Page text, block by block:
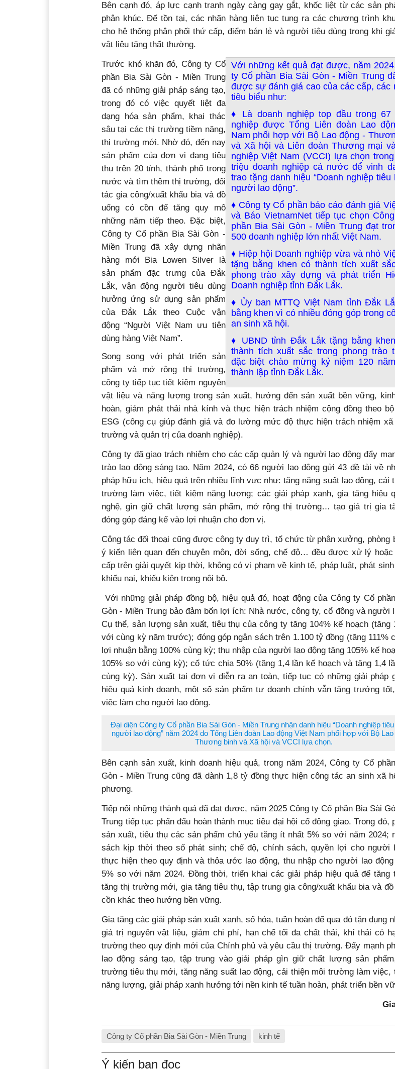
Bên cạnh đó, áp lực cạnh tranh ngày càng gay gắt, khốc liệt từ các sản
phân khúc. Để tồn tại, các nhãn hàng liên tục tung ra các chương trình
cho hệ thống phân phối thứ cấp, điểm bán lẻ và người tiêu dùng trong khi
vật liệu tăng thất thường.
Với những kết quả đạt được, năm
ty Cổ phần Bia Sài Gòn - Miền Trung
được sự đánh giá cao của các cấp, các
tiêu biểu như:
♦ Là doanh nghiệp top đầu trong 67
nghiệp được Tổng Liên đoàn Lao
Nam phối hợp với Bộ Lao động -
và Xã hội và Liên đoàn Thương mại
nghiệp Việt Nam (VCCI) lựa chọn
triệu doanh nghiệp cả nước để vinh
trao tặng danh hiệu “Doanh nghiệp tiêu
người lao động”.
♦ Công ty Cổ phần báo cáo đánh giá
và Báo VietnamNet tiếp tục chọn
phần Bia Sài Gòn - Miền Trung đạt
500 doanh nghiệp lớn nhất Việt Nam.
♦ Hiệp hội Doanh nghiệp vừa và nhỏ
tặng bằng khen có thành tích xuất
phong trào xây dựng và phát triển
Doanh nghiệp tỉnh Đắk Lắk.
♦ Ủy ban MTTQ Việt Nam tỉnh Đắk
bằng khen vì có nhiều đóng góp trong
an sinh xã hội.
♦ UBND tỉnh Đắk Lắk tặng bằng
thành tích xuất sắc trong phong trào
đặc biệt chào mừng kỷ niệm 120
thành lập tỉnh Đắk Lắk.
Trước khó khăn đó, Công ty Cổ
phần Bia Sài Gòn - Miền Trung
đã có những giải pháp sáng tạo,
trong đó có việc quyết liệt đa
dạng hóa sản phẩm, khai thác
sâu tại các thị trường tiềm năng,
thị trường mới. Nhờ đó, đến nay
sản phẩm của đơn vị đang tiêu
thụ trên 20 tỉnh, thành phố trong
nước và tìm thêm thị trường, đối
tác gia công/xuất khẩu bia và đồ
uống có cồn để tăng quy mô
những năm tiếp theo. Đặc biệt,
Công ty Cổ phần Bia Sài Gòn -
Miền Trung đã xây dựng nhãn
hàng mới Bia Lowen Silver là
sản phẩm đặc trưng của Đắk
Lắk, vận động người tiêu dùng
hưởng ứng sử dụng sản phẩm
của Đắk Lắk theo Cuộc vận
động “Người Việt Nam ưu tiên
dùng hàng Việt Nam”.
Song song với phát triển sản
phẩm và mở rộng thị trường,
công ty tiếp tục tiết kiệm nguyên
vật liệu và năng lượng trong sản xuất, hướng đến sản xuất bền vững,
hoàn, giảm phát thải nhà kính và thực hiện trách nhiệm cộng đồng theo
ESG (công cụ giúp đánh giá và đo lường mức độ thực hiện trách nhiệm xã
trường và quản trị của doanh nghiệp).
Công ty đã giao trách nhiệm cho các cấp quản lý và người lao động đẩy
trào lao động sáng tạo. Năm 2024, có 66 người lao động gửi 43 đề tài về
pháp hữu ích, hiệu quả trên nhiều lĩnh vực như: tăng năng suất lao động, cải
trường làm việc, tiết kiệm năng lượng; các giải pháp xanh, gia tăng hiệu
nghệ, gìn giữ chất lượng sản phẩm, mở rộng thị trường… tạo giá trị gia
đóng góp đáng kể vào lợi nhuận cho đơn vị.
Công tác đối thoại cũng được công ty duy trì, tổ chức từ phân xưởng, phòng
ý kiến liên quan đến chuyên môn, đời sống, chế độ… đều được xử lý hoặc
cấp trên giải quyết kịp thời, không có vi phạm về kinh tế, pháp luật, phát
khiếu nại, khiếu kiện trong nội bộ.
Với những giải pháp đồng bộ, hiệu quả đó, hoạt động của Công ty Cổ
Gòn - Miền Trung bảo đảm bốn lợi ích: Nhà nước, công ty, cổ đông và người
Cụ thể, sản lượng sản xuất, tiêu thụ của công ty tăng 104% kế hoạch (tăng
với cùng kỳ năm trước); đóng góp ngân sách trên 1.100 tỷ đồng (tăng 111%
lợi nhuận bằng 100% cùng kỳ; thu nhập của người lao động tăng 105% kế
105% so với cùng kỳ); cổ tức chia 50% (tăng 1,4 lần kế hoạch và tăng 1,4
cùng kỳ). Sản xuất tại đơn vị diễn ra an toàn, tiếp tục có những giải pháp
hiệu quả kinh doanh, một số sản phẩm tự doanh chính vẫn tăng trưởng
việc làm cho người lao động.
Đại diện Công ty Cổ phần Bia Sài Gòn - Miền Trung nhận danh hiệu “Doanh nghiệp
người lao động” năm 2024 do Tổng Liên đoàn Lao động Việt Nam phối hợp với Bộ
Thương binh và Xã hội và VCCI lựa chọn.
Bên cạnh sản xuất, kinh doanh hiệu quả, trong năm 2024, Công ty Cổ
Gòn - Miền Trung cũng đã dành 1,8 tỷ đồng thực hiện công tác an sinh xã
phương.
Tiếp nối những thành quả đã đạt được, năm 2025 Công ty Cổ phần Bia Sài
Trung tiếp tục phấn đấu hoàn thành mục tiêu đại hội cổ đông giao. Trong đó,
sản xuất, tiêu thụ các sản phẩm chủ yếu tăng ít nhất 5% so với năm 2024;
sách kịp thời theo số phát sinh; chế độ, chính sách, quyền lợi cho người
thực hiện theo quy định và thỏa ước lao động, thu nhập cho người lao
5% so với năm 2024. Đồng thời, triển khai các giải pháp hiệu quả để tăng
tăng thị trường mới, gia tăng tiêu thụ, tập trung gia công/xuất khẩu bia và
cồn khác theo hướng bền vững.
Gia tăng các giải pháp sản xuất xanh, số hóa, tuần hoàn để qua đó tận dụng
giá trị nguyên vật liệu, giảm chi phí, hạn chế tối đa chất thải, khí thải có
trường theo quy định mới của Chính phủ và yêu cầu thị trường. Đẩy mạnh
lao động sáng tạo, tập trung vào giải pháp gìn giữ chất lượng sản
trường tiêu thụ mới, tăng năng suất lao động, cải thiện môi trường làm việc,
năng lượng, giải pháp xanh hướng tới nền kinh tế tuần hoàn, phát triển bền
Công ty Cổ phần Bia Sài Gòn - Miền Trung kinh tế
Ý kiến bạn đọc